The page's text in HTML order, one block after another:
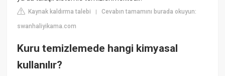
Kaynak kaldırma talebi |Cevabın tamamını burada okuyun:
swanhaliyikama.com
Kuru temizlemede hangi kimyasal
kullanılır?